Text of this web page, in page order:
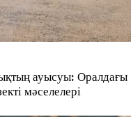
ауысуы: Оралдағы
мәселелері